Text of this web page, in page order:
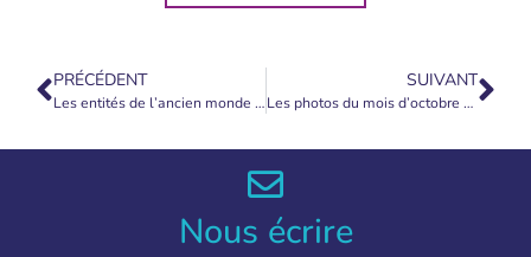
PRÉCÉDENT
Les entités de l’ancien monde perdent pied…
SUIVANT
Les photos du mois d’octobre 2022
Nous écrire